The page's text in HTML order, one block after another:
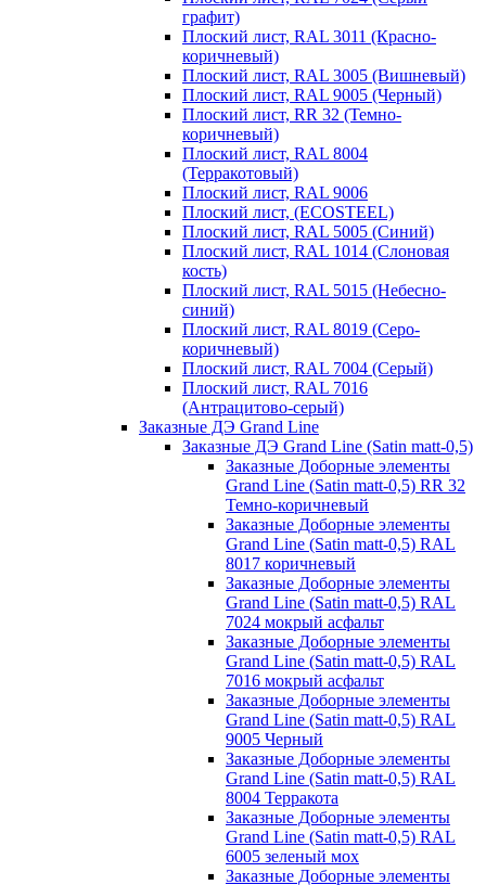
графит)
Плоский лист, RAL 3011 (Красно-
коричневый)
Плоский лист, RAL 3005 (Вишневый)
Плоский лист, RAL 9005 (Черный)
Плоский лист, RR 32 (Темно-
коричневый)
Плоский лист, RAL 8004
(Терракотовый)
Плоский лист, RAL 9006
Плоский лист, (ECOSTEEL)
Плоский лист, RAL 5005 (Синий)
Плоский лист, RAL 1014 (Слоновая
кость)
Плоский лист, RAL 5015 (Небесно-
синий)
Плоский лист, RAL 8019 (Серо-
коричневый)
Плоский лист, RAL 7004 (Серый)
Плоский лист, RAL 7016
(Антрацитово-серый)
Заказные ДЭ Grand Line
Заказные ДЭ Grand Line (Satin matt-0,5)
Заказные Доборные элементы
Grand Line (Satin matt-0,5) RR 32
Темно-коричневый
Заказные Доборные элементы
Grand Line (Satin matt-0,5) RAL
8017 коричневый
Заказные Доборные элементы
Grand Line (Satin matt-0,5) RAL
7024 мокрый асфальт
Заказные Доборные элементы
Grand Line (Satin matt-0,5) RAL
7016 мокрый асфальт
Заказные Доборные элементы
Grand Line (Satin matt-0,5) RAL
9005 Черный
Заказные Доборные элементы
Grand Line (Satin matt-0,5) RAL
8004 Терракота
Заказные Доборные элементы
Grand Line (Satin matt-0,5) RAL
6005 зеленый мох
Заказные Доборные элементы